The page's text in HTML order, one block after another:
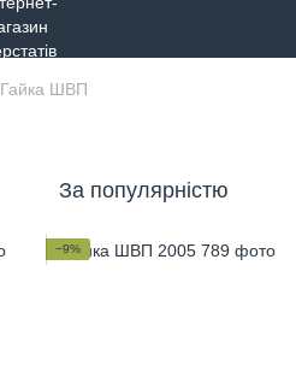
Гайка ШВП
За популярністю
−9%